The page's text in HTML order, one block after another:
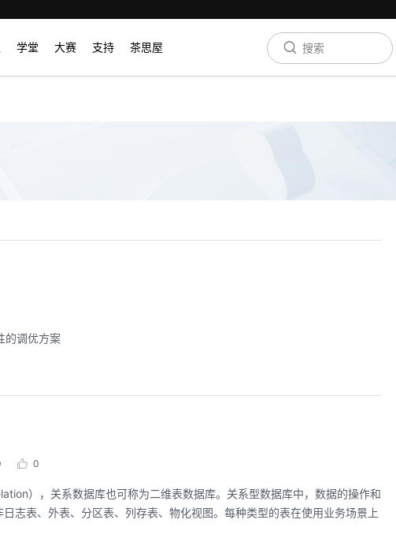
学堂 大赛 支持 茶思屋
的调优方案
0
），关系数据库也可称为二维表数据库。关系型数据库中，数据的操作和
志表、外表、分区表、列存表、物化视图。每种类型的表在使用业务场景上
周四 15:00-17:00
具身智能开发平台CloudRobo培训
能开发者，带您全流程体验机器人
林华鼎-华为云AI开发者运营负责人
从入门 · 到做AI应用 · 到企业级开发。不教编